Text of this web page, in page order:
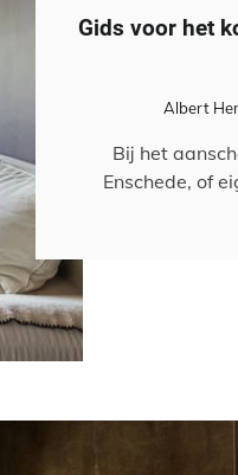
Gids voor het
Albert
Bij het
Enschede, of